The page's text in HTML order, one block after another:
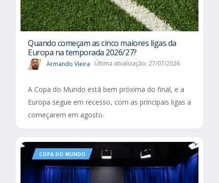
Quando começam as cinco maiores ligas da
Europa na temporada 2026/27?
Armando Vieira Última atualização: 27/07/2026
A Copa do Mundo está bem próxima do final, e a
Europa segue em recesso, com as principais ligas a
começarem em agosto.
COPA DO MUNDO